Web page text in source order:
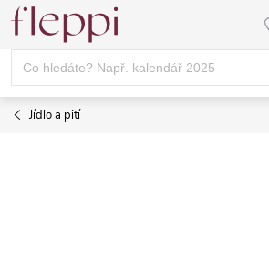
Přejít
obsah
Jídlo a pití